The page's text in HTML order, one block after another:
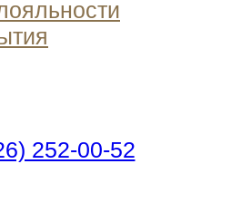
252-00-52